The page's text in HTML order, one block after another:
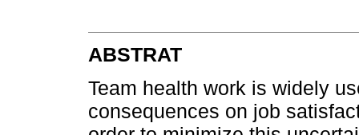
ABSTRAT
Team health work is widely
consequences on job